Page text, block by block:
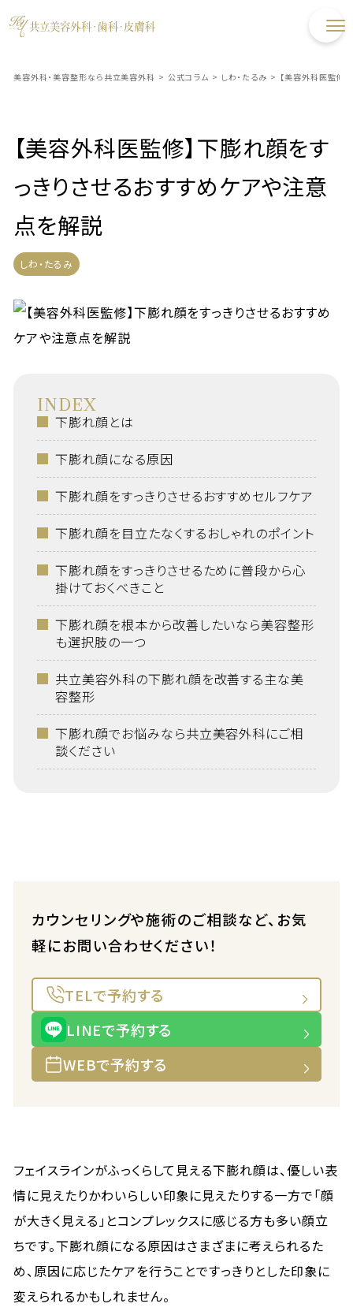
美容外科・美容整形なら共立美容外科 > 公式コラム > しわ・たるみ > 【美容外科医監修
【美容外科医監修】下膨れ顔をす
っきりさせるおすすめケアや注意
点を解説
しわ・たるみ
INDEX
下膨れ顔とは
下膨れ顔になる原因
下膨れ顔をすっきりさせるおすすめセルフケア
下膨れ顔を目立たなくするおしゃれのポイント
下膨れ顔をすっきりさせるために普段から心
掛けておくべきこと
下膨れ顔を根本から改善したいなら美容整形
も選択肢の一つ
共立美容外科の下膨れ顔を改善する主な美
容整形
下膨れ顔でお悩みなら共立美容外科にご相
談ください
カウンセリングや施術のご相談など、お気
軽にお問い合わせください！
TELで予約する
LINEで予約する
WEBで予約する
フェイスラインがふっくらして見える下膨れ顔は、優しい表
情に見えたりかわいらしい印象に見えたりする一方で「顔
が大きく見える」とコンプレックスに感じる方も多い顔立
ちです。下膨れ顔になる原因はさまざまに考えられるた
め、原因に応じたケアを行うことですっきりとした印象に
変えられるかもしれません。